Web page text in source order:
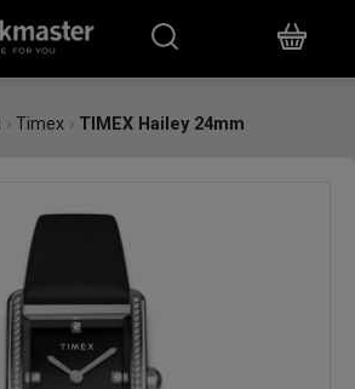
› Timex › TIMEX Hailey 24mm